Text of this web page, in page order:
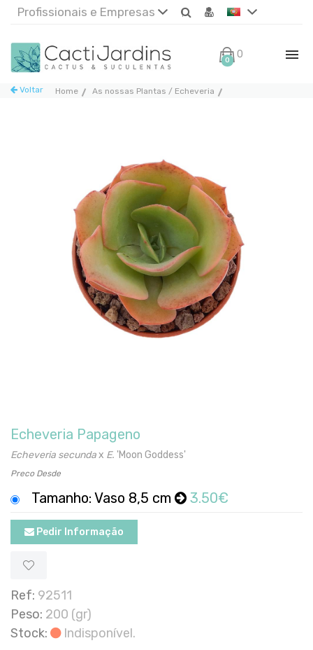
Profissionais e Empresas
0 0€
Home As nossas Plantas / Echeveria
Voltar
Echeveria Papageno
Echeveria secundax E. 'Moon Goddess'
Preco Desde
Tamanho: Vaso 8,5 cm 3.50€
Pedir Informação
Ref: 92511
Peso: 200 (gr)
Stock:
Indisponível.